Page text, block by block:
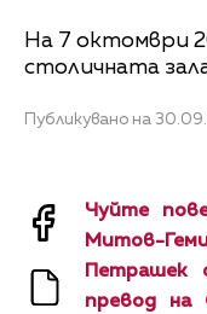
На 7 октомври
столичната
Публикувано на
Чуйте
Митов-
Петрашек
превод на